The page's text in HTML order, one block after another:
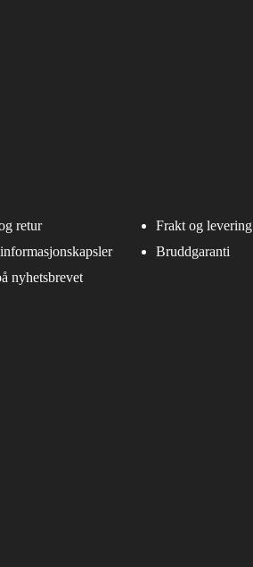
retur
Frakt og levering
Bruddgaranti
nyhetsbrevet